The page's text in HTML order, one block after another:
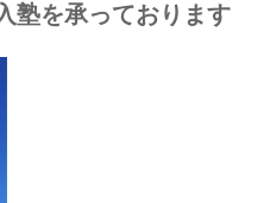
塾を承っております